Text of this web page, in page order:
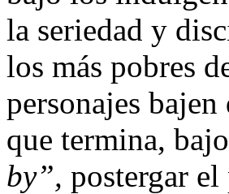
la seriedad y
los más pobres
personajes
que termina,
by”, postergar